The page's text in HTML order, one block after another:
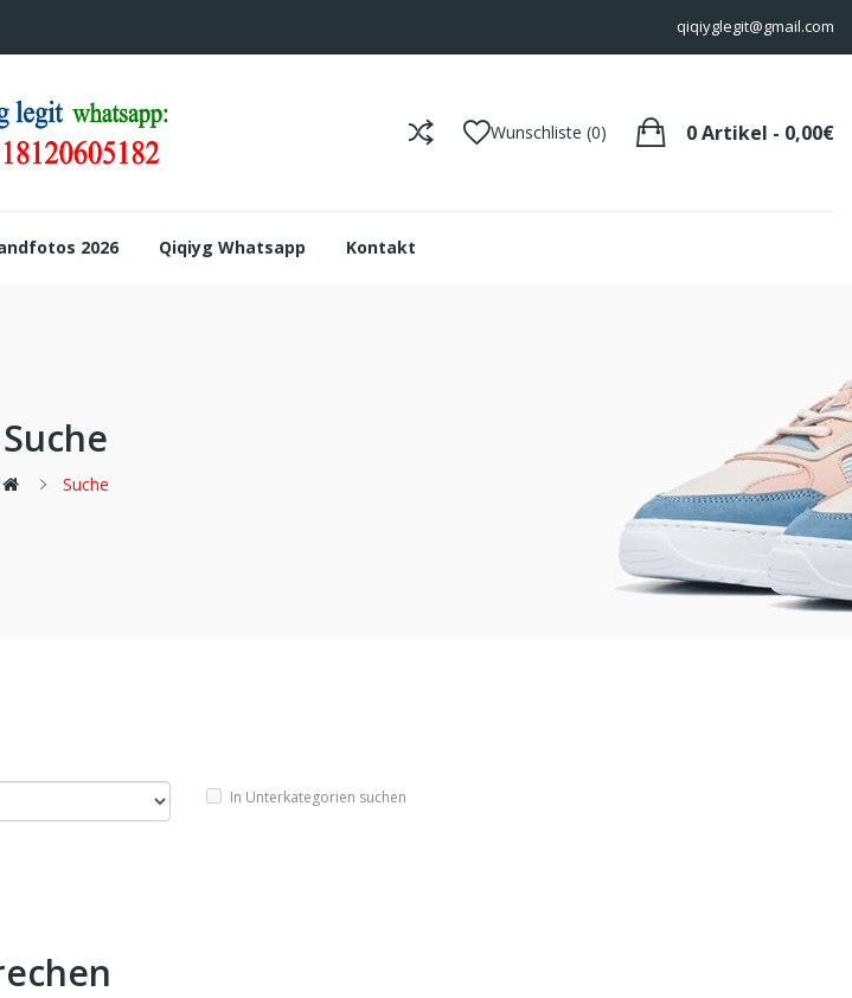
qiqiyglegit@gmail.com
Wunschliste (0) 0 Artikel - 0,00€
2026 Qiqiyg Whatsapp Kontakt
Suche
Suche
In Unterkategorien suchen